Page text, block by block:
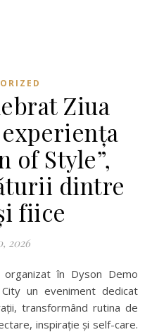
Ziua
of Style”,
dintre
fiice
2026
un eveniment dedicat
transformând rutina de
inspirație și self-care.